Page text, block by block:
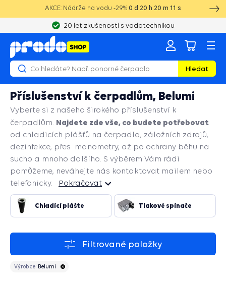
AKCE: Nádrže na vodu -29% 0 d 20 h 20 m 10 s
20 let zkušeností s vodotechnikou
Hledat
Příslušenství k čerpadlům, Belumi
Vyberte si z našeho širokého příslušenství k
čerpadlům. Najdete zde vše, co budete potřebovat
od chladicích plášťů na čerpadla, záložních zdrojů,
dezinfekce, přes manometry, až po ochrany běhu na
sucho a mnoho dalšího. S výběrem Vám rádi
pomůžeme, neváhejte nás kontaktovat mailem nebo
telefonicky.
Pokračovat
PokračovatChladící plášte Tlakové spínače
Filtrované položky
Výrobce: Belumi